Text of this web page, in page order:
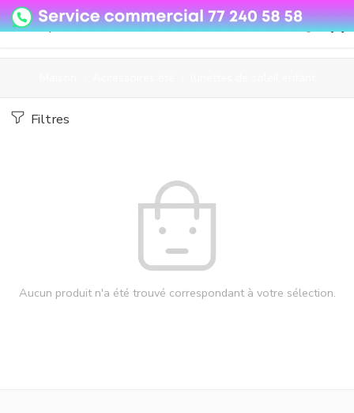
08o35epzeyex8vmjn04i2j4algz26o
Filtres
Aucun produit n'a été trouvé correspondant à votre sélection.